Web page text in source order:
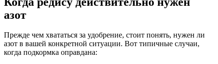
азот
Прежде чем хвататься за удобрение, стоит понять, нужен ли
азот в вашей конкретной ситуации. Вот типичные случаи,
когда подкормка оправдана: